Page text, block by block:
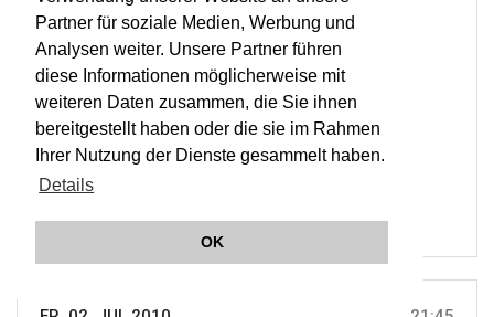
Partner für soziale Medien, Werbung und
Analysen weiter. Unsere Partner führen
diese Informationen möglicherweise mit
weiteren Daten zusammen, die Sie ihnen
bereitgestellt haben oder die sie im Rahmen
Ihrer Nutzung der Dienste gesammelt haben.
Details
OK
The Infernal Comedy mit John Malkovich
ORCHESTER WIENER AKADEMIE
MARTIN HASELBÖCK
OWA
BHN